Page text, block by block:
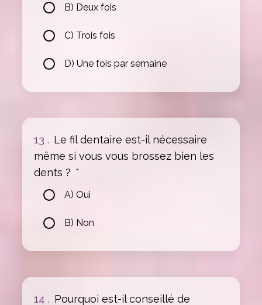
B) Deux fois
C) Trois fois
D) Une fois par semaine
13 . Le fil dentaire est-il nécessaire
même si vous vous brossez bien les
dents ? *
A) Oui
B) Non
14 . Pourquoi est-il conseillé de